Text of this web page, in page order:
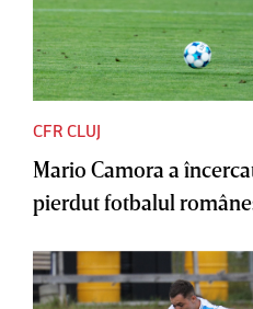
CFR CLUJ
Mario Camora a
pierdut fotbalul